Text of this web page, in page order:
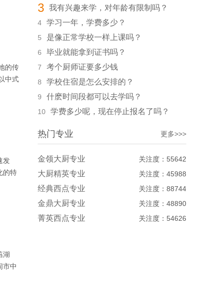
的传
中式
发
的特
湖
市中
3 我有兴趣来学，对年龄有限制吗？
4 学习一年，学费多少？
5 是像正常学校一样上课吗？
6 毕业就能拿到证书吗？
7 考个厨师证要多少钱
8 学校住宿是怎么安排的？
9 什麽时间段都可以去学吗？
10 学费多少呢，现在停止报名了吗？
热门专业 更多>>>
金领大厨专业 关注度：55642
大厨精英专业 关注度：45988
经典西点专业 关注度：88744
金鼎大厨专业 关注度：48890
菁英西点专业 关注度：54626